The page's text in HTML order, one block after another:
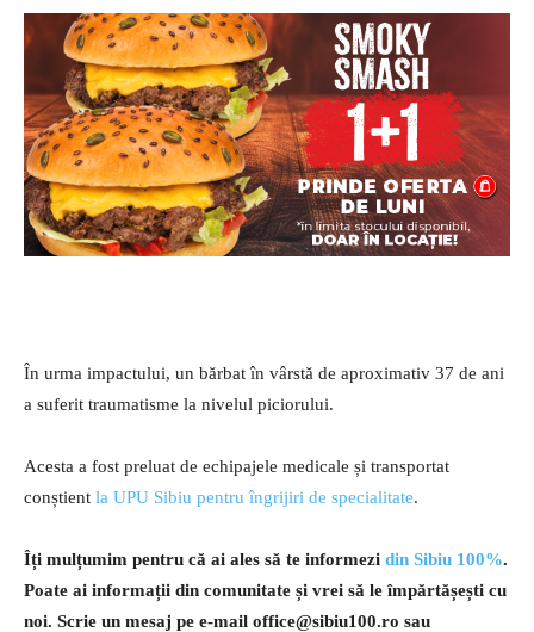
În urma impactului, un bărbat în vârstă de aproximativ 37 de ani
a suferit traumatisme la nivelul piciorului.
Acesta a fost preluat de echipajele medicale și transportat
conștient la UPU Sibiu pentru îngrijiri de specialitate.
Îți mulțumim pentru că ai ales să te informezi din Sibiu 100%.
Poate ai informații din comunitate și vrei să le împărtășești cu
noi. Scrie un mesaj pe e-mail office@sibiu100.ro sau